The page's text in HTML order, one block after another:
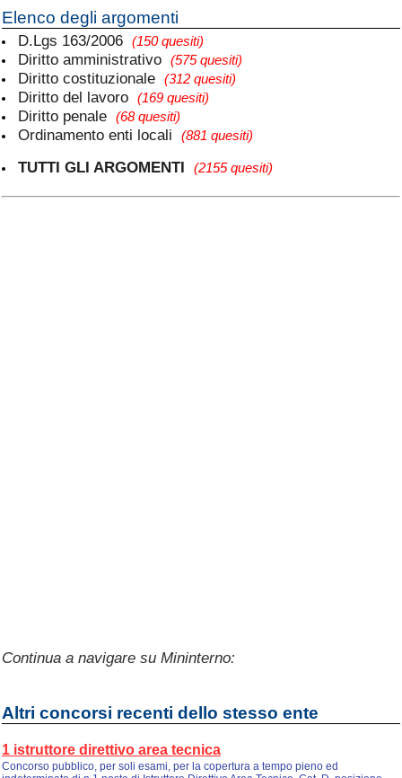
Elenco degli argomenti
D.Lgs 163/2006(150 quesiti)
Diritto amministrativo(575 quesiti)
Diritto costituzionale(312 quesiti)
Diritto del lavoro(169 quesiti)
Diritto penale(68 quesiti)
Ordinamento enti locali(881 quesiti)
TUTTI GLI ARGOMENTI (2155 quesiti)
Continua a navigare su Mininterno:
Altri concorsi recenti dello stesso ente
1 istruttore direttivo area tecnica
Concorso pubblico, per soli esami, per la copertura a tempo pieno ed